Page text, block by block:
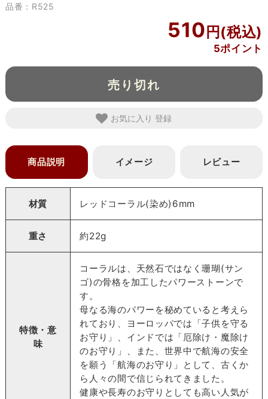
品番：R525
510
5ポイント
売り切れ
お気に入り
商品説明 イメージ レビュー
材質 レッドコーラル(染め)6mm
重さ 約22g
特徴・意
味
コーラルは、天然石ではなく珊瑚(サン
ゴ)の骨格を加工したパワーストーンで
す。
母なる海のパワーを秘めていると考えら
れており、ヨーロッパでは「子供を守る
お守り」、インドでは「厄除け・魔除け
のお守り」、また、世界中で航海の安全
を願う「航海のお守り」として、古くか
ら人々の間で信じられてきました。
健康や長寿のお守りとしても高い人気が